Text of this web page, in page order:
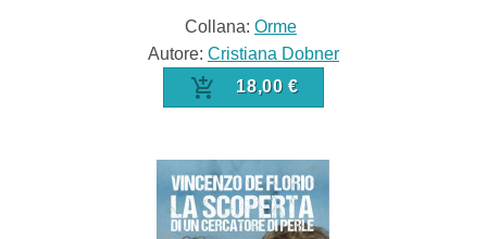
Collana: Orme
Autore: Cristiana Dobner
18,00 €